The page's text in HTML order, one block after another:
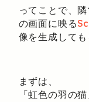
ってことで、
の画面に映る
像を生成しても
まずは、
「虹色の羽の猫